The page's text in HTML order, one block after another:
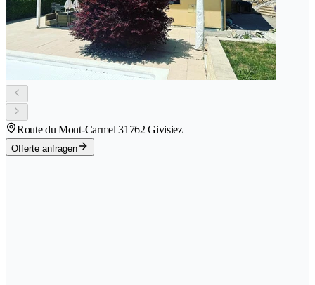
Route du Mont-Carmel 31762 Givisiez
Offerte anfragen